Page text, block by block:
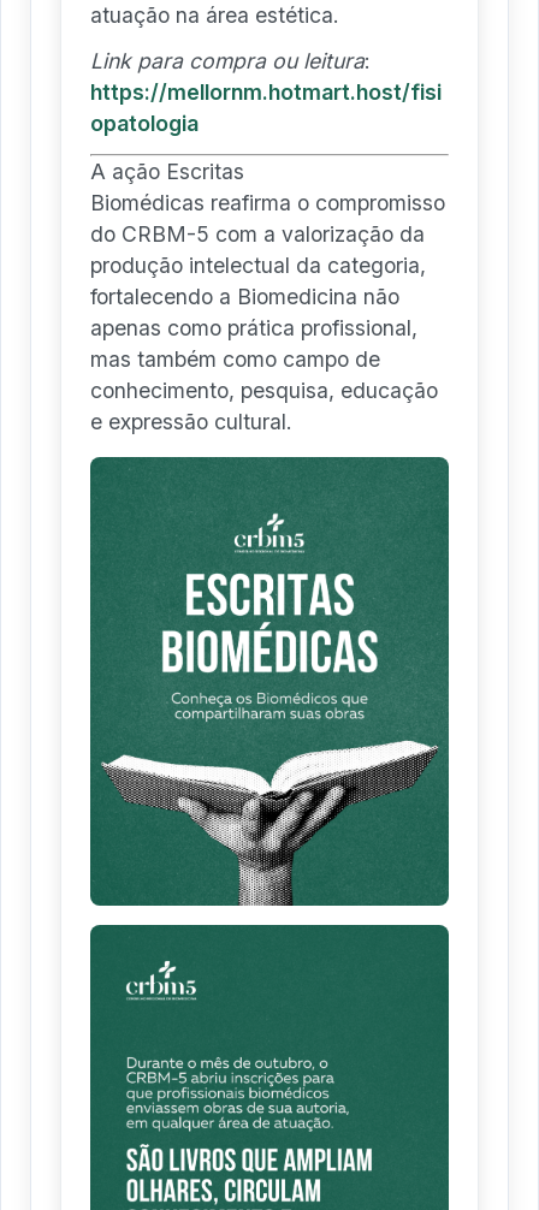
atuação na área estética.
Link para compra ou leitura:
https://mellornm.hotmart.host/fisi
opatologia
A ação Escritas
Biomédicas reafirma o compromisso
do CRBM-5 com a valorização da
produção intelectual da categoria,
fortalecendo a Biomedicina não
apenas como prática profissional,
mas também como campo de
conhecimento, pesquisa, educação
e expressão cultural.